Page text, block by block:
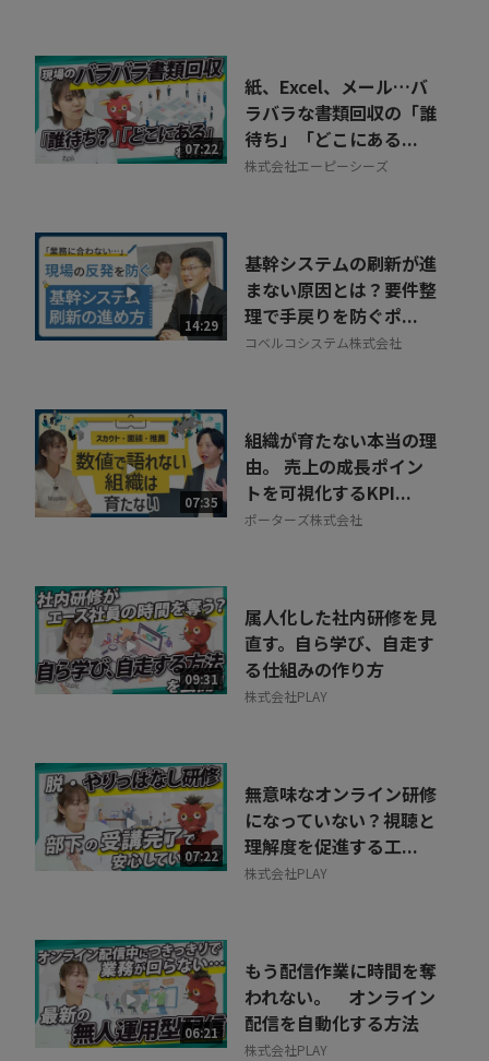
07:22
紙、Excel、メール…バ
ラバラな書類回収の「誰
待ち」「どこにある...
株式会社エーピーシーズ
14:29
基幹システムの刷新が進
まない原因とは？要件整
理で手戻りを防ぐポ...
コベルコシステム株式会社
07:35
組織が育たない本当の理
由。 売上の成長ポイン
トを可視化するKPI...
ポーターズ株式会社
09:31
属人化した社内研修を見
直す。自ら学び、自走す
る仕組みの作り方
株式会社PLAY
07:22
無意味なオンライン研修
になっていない？視聴と
理解度を促進する工...
株式会社PLAY
06:21
もう配信作業に時間を奪
われない。 オンライン
配信を自動化する方法
株式会社PLAY